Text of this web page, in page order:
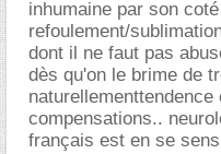
inhumaine par son
refoulement/
dont il ne faut pas
dès qu'on le brime de
compensations..
français est en se